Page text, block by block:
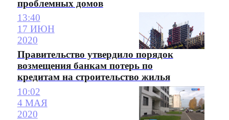
проблемных домов
13:40
17 ИЮН
2020
Правительство утвердило порядок
возмещения банкам потерь по
кредитам на строительство жилья
10:02
4 МАЯ
2020